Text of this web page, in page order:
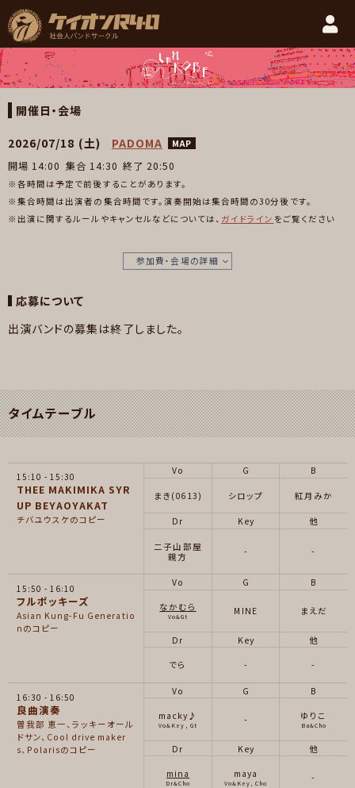
開催概要
2026/07/18 (土)兵庫開催
開催日・会場
2026/07/18 (土) PADOMA MAP
開場 14:00 集合 14:30 終了 20:50
※各時間は予定で前後することがあります。
※集合時間は出演者の集合時間です。演奏開始は集合時間の30分後です。
※出演に関するルールやキャンセルなどについては、 ガイドライン をご覧ください
参加費・会場の詳細
応募について
出演バンドの募集は終了しました。
タイムテーブル
15:10 15:30
THEE MAKIMIKA SYR
UP BEYAOYAKAT
チバユウスケのコピー
Vo
まき(0613)
G
シロップ
B
紅月みか
Dr
二子山部屋
親方
Key
-
他
-
15:50 16:10
フルポッキーズ
Asian Kung-Fu Generatio
nのコピー
Vo
なかむら
Vo&Gt
G
MINE
B
まえだ
Dr
でら
Key
-
他
-
16:30 16:50
良曲演奏
曽我部 恵一、ラッキーオール
ドサン、Cool drive maker
s、Polarisのコピー
Vo
macky♪
Vo&Key, Gt
G
-
B
ゆりこ
Ba&Cho
Dr
mina
Dr&Cho
Key
maya
Vo&Key, Cho
他
-